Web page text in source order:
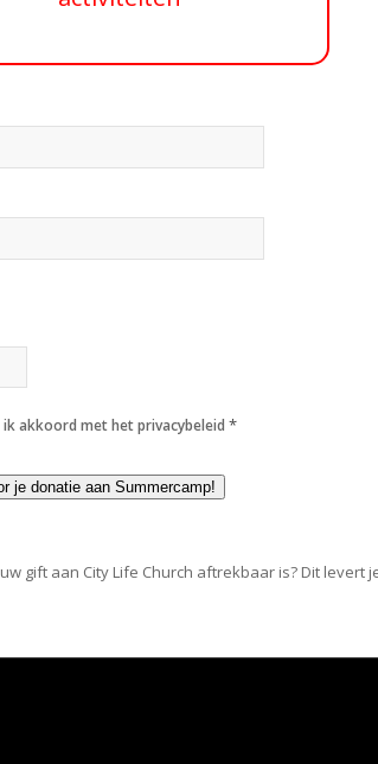
ik akkoord met het privacybeleid *
je donatie aan Summercamp!
gift aan City Life Church aftrekbaar is? Dit